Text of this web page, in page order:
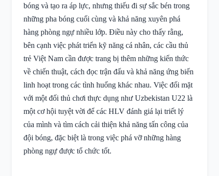
bóng và tạo ra áp lực, nhưng thiếu đi sự sắc bén trong
những pha bóng cuối cùng và khả năng xuyên phá
hàng phòng ngự nhiều lớp. Điều này cho thấy rằng,
bên cạnh việc phát triển kỹ năng cá nhân, các cầu thủ
trẻ Việt Nam cần được trang bị thêm những kiến thức
về chiến thuật, cách đọc trận đấu và khả năng ứng biến
linh hoạt trong các tình huống khác nhau. Việc đối mặt
với một đối thủ chơi thực dụng như Uzbekistan U22 là
một cơ hội tuyệt vời để các HLV đánh giá lại triết lý
của mình và tìm cách cải thiện khả năng tấn công của
đội bóng, đặc biệt là trong việc phá vỡ những hàng
phòng ngự được tổ chức tốt.